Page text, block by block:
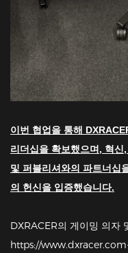
이번 협업을 통해
리더십을 확보했으며, 혁
및 퍼블리셔와의 파트너십
의 헌신을 입증했습니다.
DXRACER의 게이밍 의자
https://www.dxracer.com